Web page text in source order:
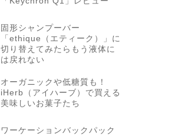
固形シャンプーバー
「ethique（エティーク）」に
切り替えてみたらもう液体に
は戻れない
オーガニックや低糖質も！
iHerb（アイハーブ）で買える
美味しいお菓子たち
ワーケーションバックパック